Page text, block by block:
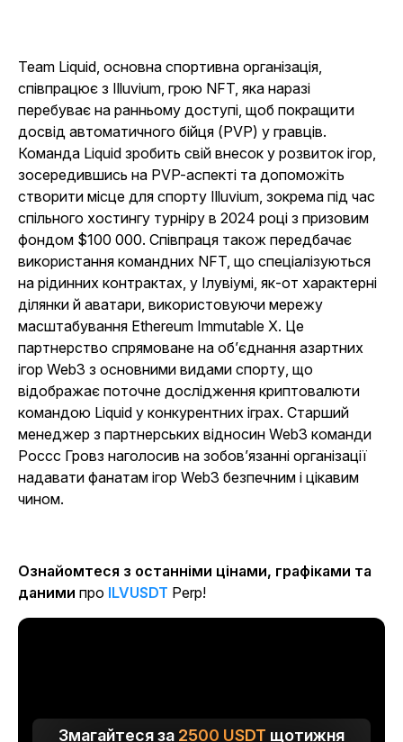
Team Liquid, основна спортивна організація,
співпрацює з Illuvium, грою NFT, яка наразі
перебуває на ранньому доступі, щоб покращити
досвід автоматичного бійця (PVP) у гравців.
Команда Liquid зробить свій внесок у розвиток ігор,
зосередившись на PVP-аспекті та допоможіть
створити місце для спорту Illuvium, зокрема під час
спільного хостингу турніру в 2024 році з призовим
фондом $100 000. Співпраця також передбачає
використання командних NFT, що спеціалізуються
на рідинних контрактах, у Ілувіумі, як-от характерні
ділянки й аватари, використовуючи мережу
масштабування Ethereum Immutable X. Це
партнерство спрямоване на об’єднання азартних
ігор Web3 з основними видами спорту, що
відображає поточне дослідження криптовалюти
командою Liquid у конкурентних іграх. Старший
менеджер з партнерських відносин Web3 команди
Россс Гровз наголосив на зобов’язанні організації
надавати фанатам ігор Web3 безпечним і цікавим
чином.
Ознайомтеся з останніми цінами, графіками та
даними про ILVUSDT Perp!
Змагайтеся за 2500 USDT щотижня